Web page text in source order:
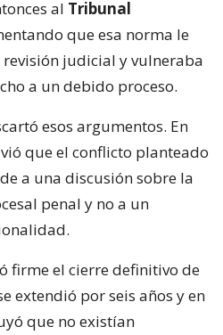
al Tribunal
que esa norma le
judicial y vulneraba
a un debido proceso.
esos argumentos. En
que el conflicto planteado
a una discusión sobre la
penal y no a un
firme el cierre definitivo de
extendió por seis años y en
que no existían